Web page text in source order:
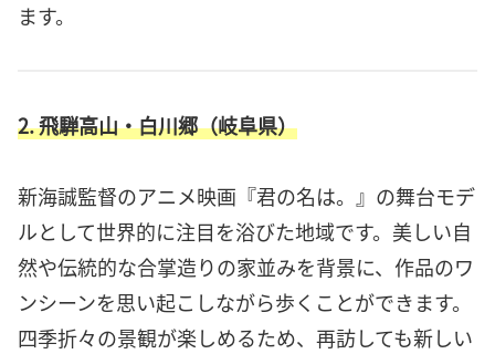
ます。
2. 飛騨高山・白川郷（岐阜県）
新海誠監督のアニメ映画『君の名は。』の舞台モデ
ルとして世界的に注目を浴びた地域です。美しい自
然や伝統的な合掌造りの家並みを背景に、作品のワ
ンシーンを思い起こしながら歩くことができます。
四季折々の景観が楽しめるため、再訪しても新しい